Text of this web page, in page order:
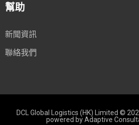
幫助
新聞資訊
聯絡我們
DCL Global Logistics (HK) Limited ©
powered byAdaptive